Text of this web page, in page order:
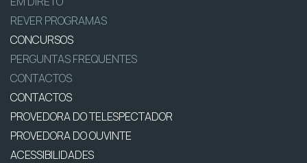
REVER PROGRAMAS
CONCURSOS
PERGUNTAS FREQUENTES
CONTACTOS
CONTACTOS
PROVEDORA DO TELESPECTADOR
PROVEDORA DO OUVINTE
ACESSIBILIDADES